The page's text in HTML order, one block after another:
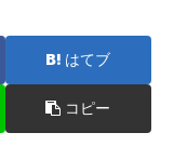
はてブ
コピー